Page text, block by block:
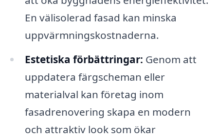
En välisolerad fasad kan minska
uppvärmningskostnaderna.
Estetiska förbättringar: Genom att
uppdatera färgscheman eller
materialval kan företag inom
fasadrenovering skapa en modern
och attraktiv look som ökar